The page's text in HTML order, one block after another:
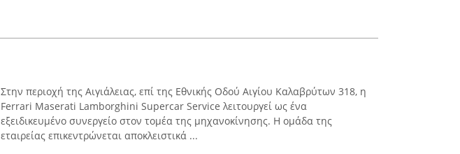
Στην περιοχή της Αιγιάλειας, επί της Εθνικής Οδού Αιγίου Καλαβρύτων 318, η
Ferrari Maserati Lamborghini Supercar Service λειτουργεί ως ένα
εξειδικευμένο συνεργείο στον τομέα της μηχανοκίνησης. Η ομάδα της
εταιρείας επικεντρώνεται αποκλειστικά ...